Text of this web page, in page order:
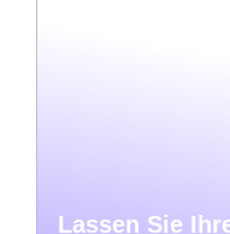
Lassen Sie